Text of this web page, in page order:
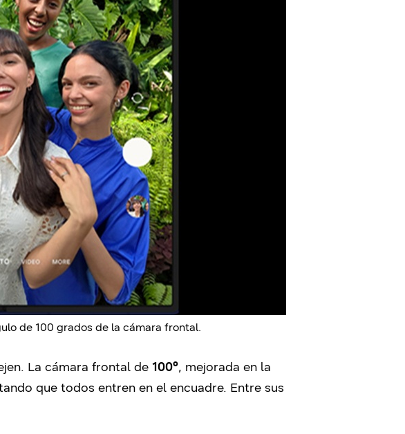
de 100 grados de la cámara frontal.
La cámara frontal de 100°, mejorada en la
que todos entren en el encuadre. Entre sus